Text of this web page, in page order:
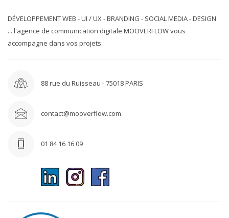
DÉVELOPPEMENT WEB - UI / UX - BRANDING - SOCIAL MEDIA - DESIGN
... l'agence de communication digitale MOOVERFLOW vous
accompagne dans vos projets.
88 rue du Ruisseau - 75018 PARIS
contact@mooverflow.com
01 84 16 16 09